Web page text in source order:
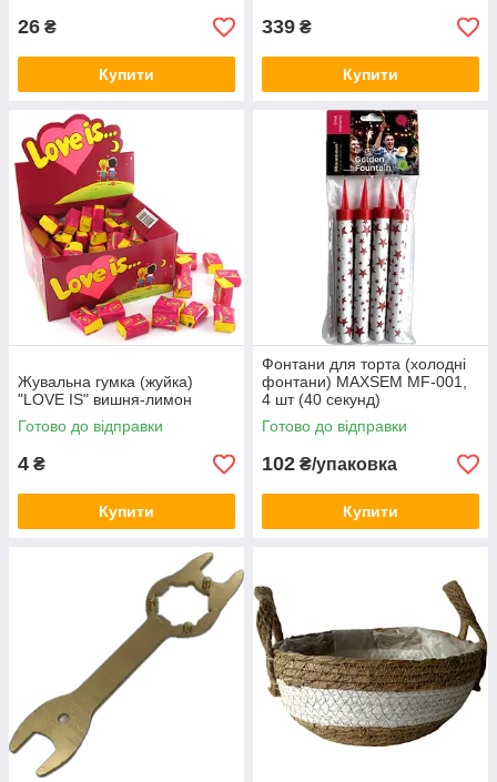
26 ₴
Купити
339 ₴
Купити
Жувальна гумка (жуйка)
"LOVE IS" вишня-лимон
Готово до відправки
4 ₴
Купити
Фонтани для торта (холодні
фонтани) MAXSEM MF-001,
4 шт (40 секунд)
Готово до відправки
102 ₴/упаковка
Купити